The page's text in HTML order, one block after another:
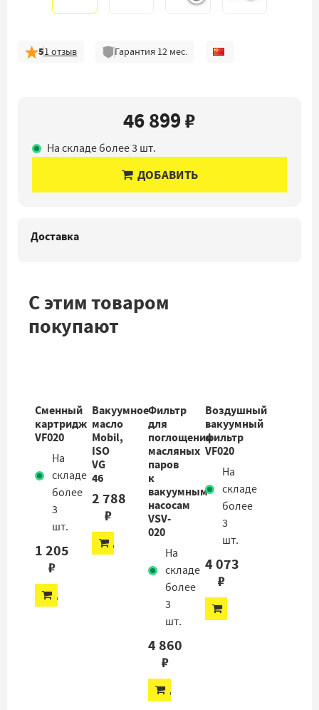
51отзыв Гарантия 12мес.
46 899 ₽
ДОБАВИТЬ
На складе более 3 шт.
Доставка
С этим товаром
покупают
Сменный
картридж
VF020
На
складе
более
3
шт.
1 205
₽
ДОБАВИТЬ
Вакуумное
масло
Mobil,
ISO
VG
46
2 788
₽
ДОБАВИТЬ
Фильтр
для
поглощения
масляных
паров
к
вакуумным
насосам
VSV-
020
На
складе
более
3
шт.
4 860
₽
ДОБАВИТЬ
Воздушный
вакуумный
фильтр
VF020
На
складе
более
3
шт.
4 073
₽